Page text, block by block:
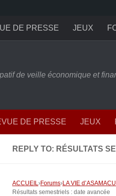
DE PRESSE JEUX
de veille économique et
DE PRESSE JEUX
REPLY TO: RÉSULTATS
ACCUEIL›Forums›LA VIE
Résultats semestriels : date avancée